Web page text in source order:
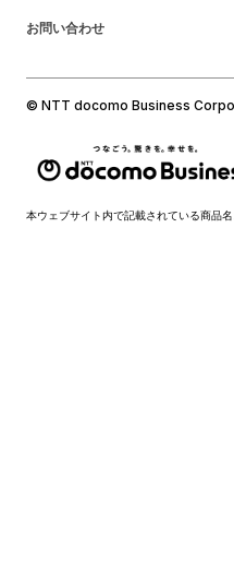
お問い合わせ
© NTT docomo Business
本ウェブサイト内で記載されている商品